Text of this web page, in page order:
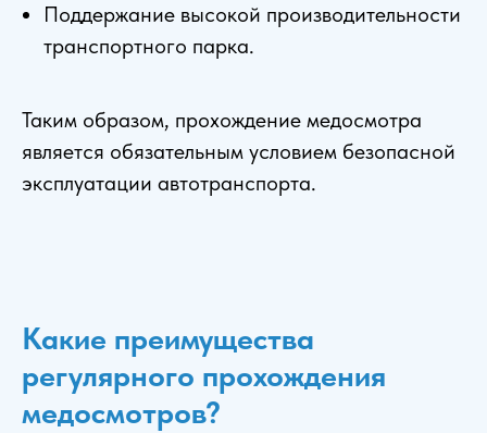
Поддержание высокой производительности
транспортного парка.
Таким образом, прохождение медосмотра
является обязательным условием безопасной
эксплуатации автотранспорта.
Какие преимущества
регулярного прохождения
медосмотров?